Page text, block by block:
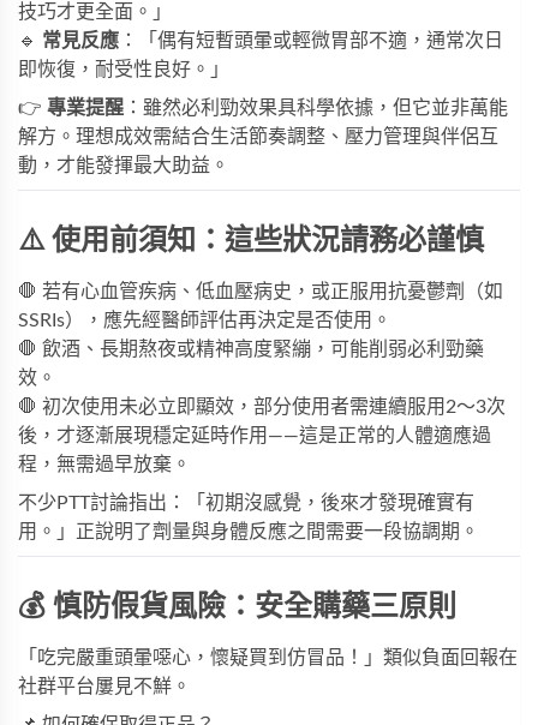
技巧才更全面。」
🔹 常見反應 ：「偶有短暫頭暈或輕微胃部不適，通常次日
即恢復，耐受性良好。」
👉 專業提醒 ：雖然必利勁效果具科學依據，但它並非萬能
解方。理想成效需結合生活節奏調整、壓力管理與伴侶互
動，才能發揮最大助益。
⚠️ 使用前須知：這些狀況請務必謹慎
🛑 若有心血管疾病、低血壓病史，或正服用抗憂鬱劑（如
SSRIs），應先經醫師評估再決定是否使用。
🛑 飲酒、長期熬夜或精神高度緊繃，可能削弱必利勁藥
效 。
🛑 初次使用未必立即顯效，部分使用者需連續服用2～3次
後，才逐漸展現穩定延時作用——這是正常的人體適應過
程，無需過早放棄。
不少PTT討論指出：「初期沒感覺，後來才發現確實有
用。」正說明了劑量與身體反應之間需要一段協調期。
💰 慎防假貨風險：安全購藥三原則
「吃完嚴重頭暈噁心，懷疑買到仿冒品！」類似負面回報在
社群平台屢見不鮮。